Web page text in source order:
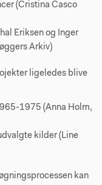
(Cristina Casco
Eriksen og Inger
Arkiv)
ligeledes blive
1975 (Anna Holm,
kilder (Line
kan